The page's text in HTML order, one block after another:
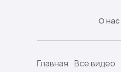
О нас
Главная Все видео